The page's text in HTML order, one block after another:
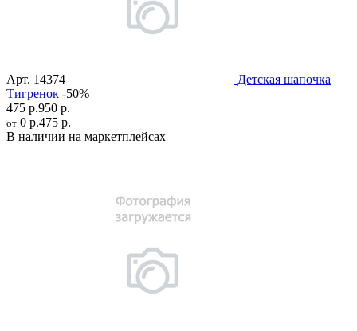
Арт. 14374
Детская шапочка
Тигренок -50%
475 р.950 р.
от 0 р.475 р.
В наличии на маркетплейсах